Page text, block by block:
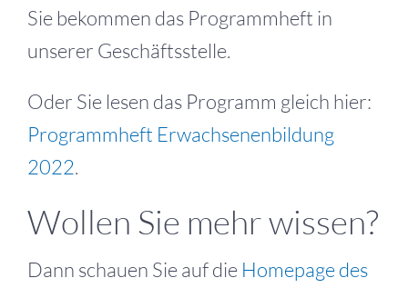
Sie bekommen das Programmheft in
unserer Geschäftsstelle.
Oder Sie lesen das Programm gleich hier:
Programmheft Erwachsenenbildung
2022.
Wollen Sie mehr wissen?
Dann schauen Sie auf die Homepage des